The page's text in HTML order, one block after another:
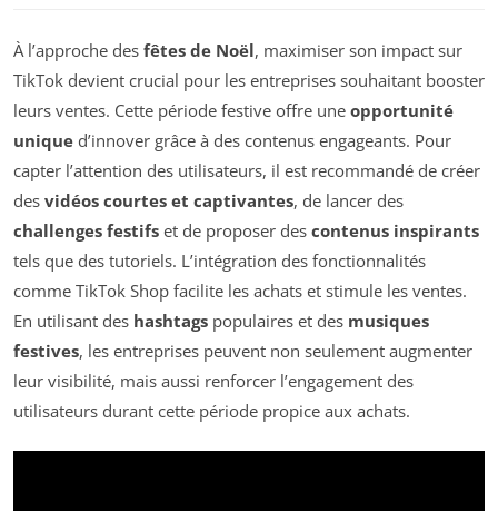
À l’approche des fêtes de Noël, maximiser son impact sur
TikTok devient crucial pour les entreprises souhaitant booster
leurs ventes. Cette période festive offre une opportunité
unique d’innover grâce à des contenus engageants. Pour
capter l’attention des utilisateurs, il est recommandé de créer
des vidéos courtes et captivantes, de lancer des
challenges festifs et de proposer des contenus inspirants
tels que des tutoriels. L’intégration des fonctionnalités
comme TikTok Shop facilite les achats et stimule les ventes.
En utilisant des hashtags populaires et des musiques
festives, les entreprises peuvent non seulement augmenter
leur visibilité, mais aussi renforcer l’engagement des
utilisateurs durant cette période propice aux achats.